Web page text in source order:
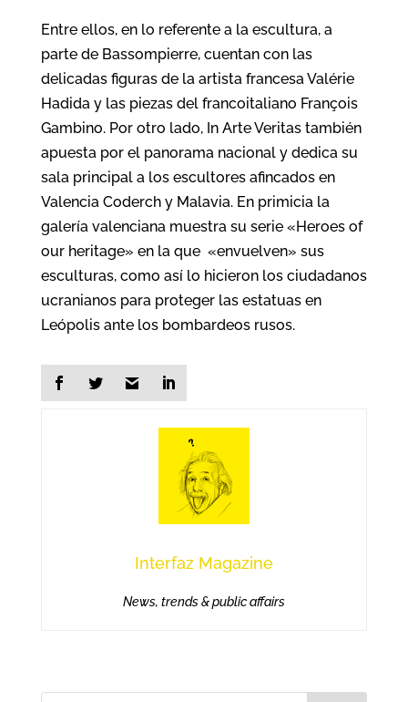
Entre ellos, en lo referente a la escultura, a
parte de Bassompierre, cuentan con las
delicadas figuras de la artista francesa Valérie
Hadida y las piezas del francoitaliano François
Gambino. Por otro lado, In Arte Veritas también
apuesta por el panorama nacional y dedica su
sala principal a los escultores afincados en
Valencia Coderch y Malavia. En primicia la
galería valenciana muestra su serie «Heroes of
our heritage» en la que «envuelven» sus
esculturas, como así lo hicieron los ciudadanos
ucranianos para proteger las estatuas en
Leópolis ante los bombardeos rusos.
Interfaz Magazine
News, trends & public affairs